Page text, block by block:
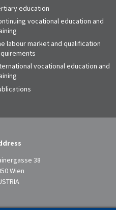
education
vocational education and
labour market and qualification
vocational education and
38
Wien